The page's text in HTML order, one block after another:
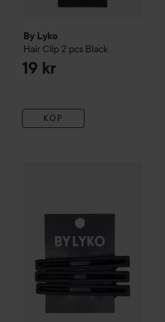
By Lyko
Hair Clip 2 pcs Black
19 kr
KÖP